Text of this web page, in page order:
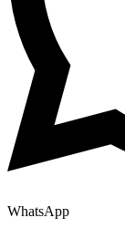
WhatsApp